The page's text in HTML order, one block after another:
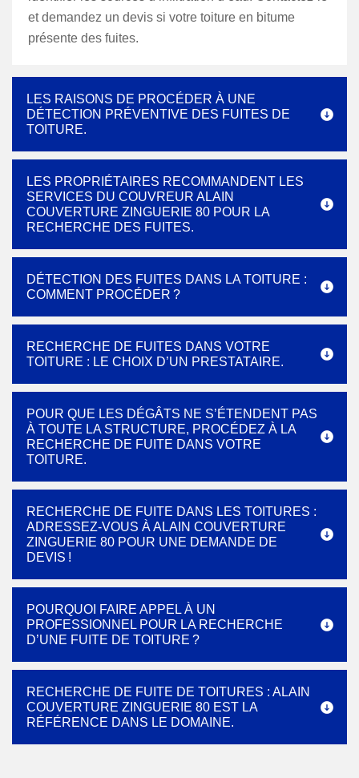
et demandez un devis si votre toiture en bitume
présente des fuites.
LES RAISONS DE PROCÉDER À UNE
DÉTECTION PRÉVENTIVE DES FUITES DE
TOITURE.
LES PROPRIÉTAIRES RECOMMANDENT LES
SERVICES DU COUVREUR ALAIN
COUVERTURE ZINGUERIE 80 POUR LA
RECHERCHE DES FUITES.
DÉTECTION DES FUITES DANS LA TOITURE :
COMMENT PROCÉDER ?
RECHERCHE DE FUITES DANS VOTRE
TOITURE : LE CHOIX D’UN PRESTATAIRE.
POUR QUE LES DÉGÂTS NE S’ÉTENDENT PAS
À TOUTE LA STRUCTURE, PROCÉDEZ À LA
RECHERCHE DE FUITE DANS VOTRE
TOITURE.
RECHERCHE DE FUITE DANS LES TOITURES :
ADRESSEZ-VOUS À ALAIN COUVERTURE
ZINGUERIE 80 POUR UNE DEMANDE DE
DEVIS !
POURQUOI FAIRE APPEL À UN
PROFESSIONNEL POUR LA RECHERCHE
D’UNE FUITE DE TOITURE ?
RECHERCHE DE FUITE DE TOITURES : ALAIN
COUVERTURE ZINGUERIE 80 EST LA
RÉFÉRENCE DANS LE DOMAINE.